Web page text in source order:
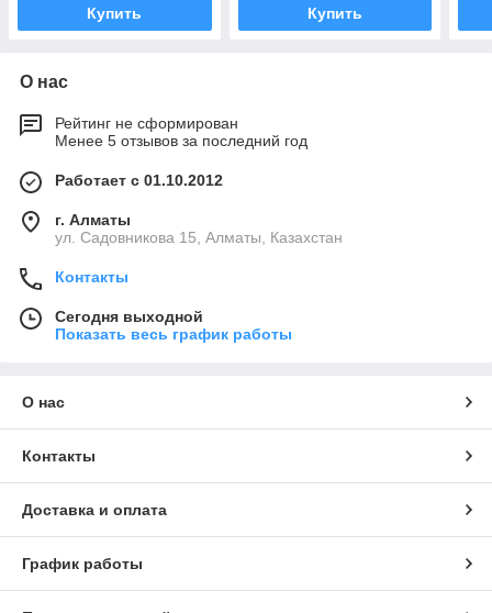
Купить Купить
О нас
Рейтинг не сформирован
Менее 5 отзывов за последний год
Работает с 01.10.2012
г. Алматы
ул. Садовникова 15, Алматы, Казахстан
Контакты
Сегодня выходной
Показать весь график работы
О нас
Контакты
Доставка и оплата
График работы